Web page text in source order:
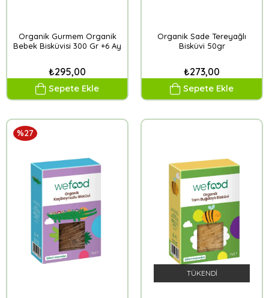
Organik Gurmem Organik
Bebek Bisküvisi 300 Gr +6 Ay
₺295,00
Sepete Ekle
Organik Sade Tereyağlı
Bisküvi 50gr
₺273,00
Sepete Ekle
%27
TÜKENDI